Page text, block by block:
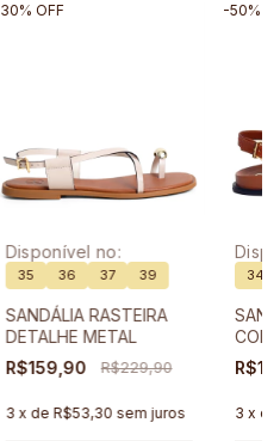
Disponível no:
35 36 37 39
SANDÁLIA RASTEIRA
DETALHE METAL
R$159,90
30%OFF
R$229,90
3 x de R$53,30 sem juros
34
COM
-50%
3 x